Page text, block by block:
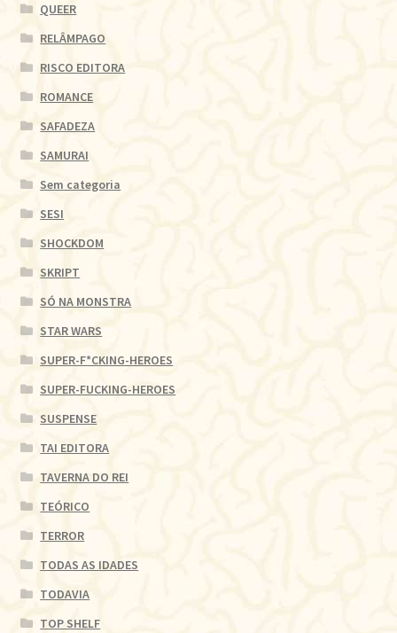
QUEER
RELÂMPAGO
RISCO EDITORA
ROMANCE
SAFADEZA
SAMURAI
Sem categoria
SESI
SHOCKDOM
SKRIPT
SÓ NA MONSTRA
STAR WARS
SUPER-F*CKING-HEROES
SUPER-FUCKING-HEROES
SUSPENSE
TAI EDITORA
TAVERNA DO REI
TEÓRICO
TERROR
TODAS AS IDADES
TODAVIA
TOP SHELF